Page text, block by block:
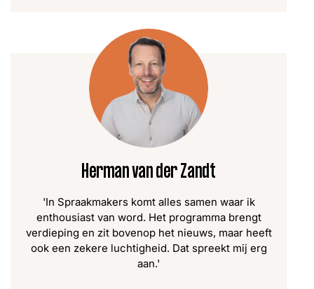
Herman van der Zandt
'In Spraakmakers komt alles samen waar ik
enthousiast van word. Het programma brengt
verdieping en zit bovenop het nieuws, maar heeft
ook een zekere luchtigheid. Dat spreekt mij erg
aan.'